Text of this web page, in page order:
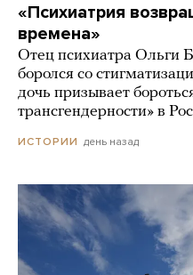
«Психиатрия
времена»
Отец психиатра Ольги
боролся со
дочь призывает
трансгендерности» в
ИСТОРИИ день назад